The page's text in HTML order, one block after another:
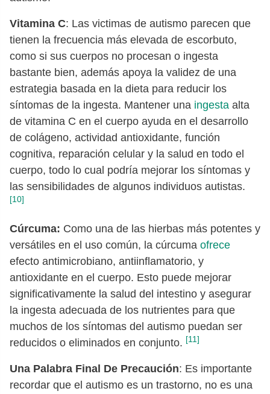
Vitamina C: Las victimas de autismo parecen que
tienen la frecuencia más elevada de escorbuto,
como si sus cuerpos no procesan o ingesta
bastante bien, además apoya la validez de una
estrategia basada en la dieta para reducir los
síntomas de la ingesta. Mantener una ingesta alta
de vitamina C en el cuerpo ayuda en el desarrollo
de colágeno, actividad antioxidante, función
cognitiva, reparación celular y la salud en todo el
cuerpo, todo lo cual podría mejorar los síntomas y
las sensibilidades de algunos individuos autistas.
[10]
Cúrcuma: Como una de las hierbas más potentes y
versátiles en el uso común, la cúrcuma ofrece
efecto antimicrobiano, antiinflamatorio, y
antioxidante en el cuerpo. Esto puede mejorar
significativamente la salud del intestino y asegurar
la ingesta adecuada de los nutrientes para que
muchos de los síntomas del autismo puedan ser
reducidos o eliminados en conjunto. [11]
Una Palabra Final De Precaución: Es importante
recordar que el autismo es un trastorno, no es una